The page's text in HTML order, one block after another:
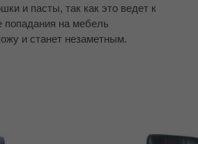
и пасты, так как это ведет к
попадания на мебель
и станет незаметным.